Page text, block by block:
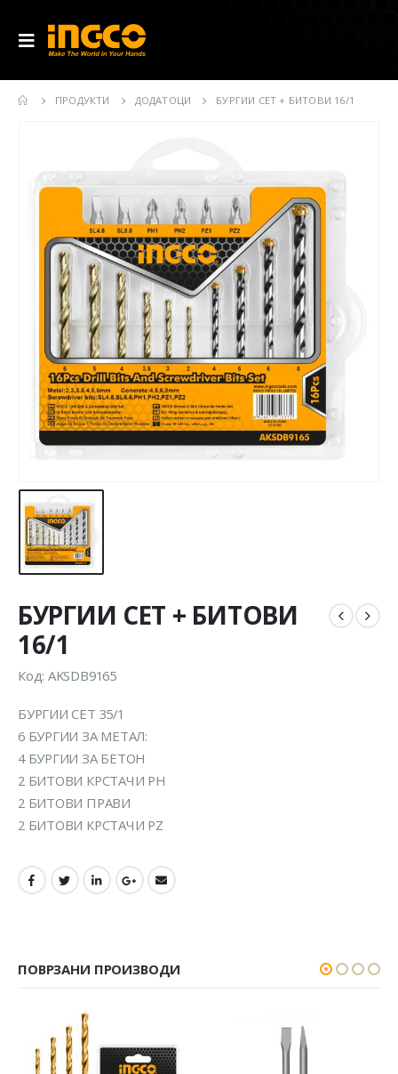
ПРОДУКТИ ДОДАТОЦИ БУРГИИ СЕТ + БИТОВИ 16/1
БУРГИИ СЕТ + БИТОВИ
16/1
Код: AKSDB9165
БУРГИИ СЕТ 35/1
6 БУРГИИ ЗА МЕТАЛ:
4 БУРГИИ ЗА БЕТОН
2 БИТОВИ КРСТАЧИ PH
2 БИТОВИ ПРАВИ
2 БИТОВИ КРСТАЧИ PZ
ПОВРЗАНИ ПРОИЗВОДИ